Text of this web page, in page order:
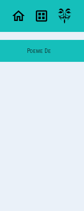
Poeme De